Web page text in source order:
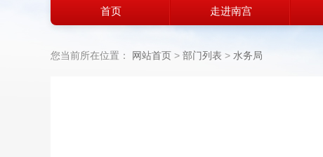
首页 走进南宫
您当前所在位置： 网站首页 部门列表 水务局